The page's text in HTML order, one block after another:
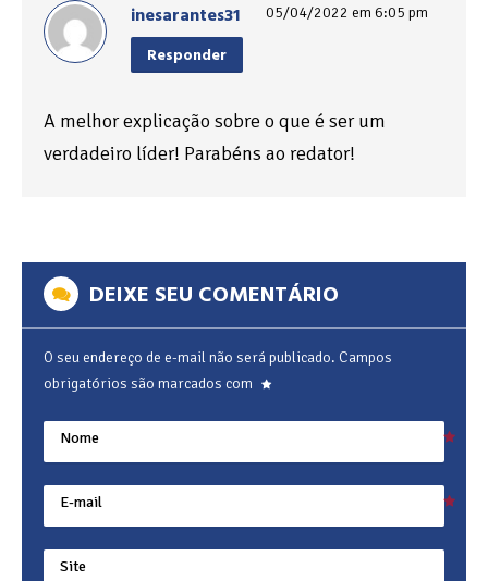
inesarantes31 05/04/2022 em 6:05 pm
Responder
A melhor explicação sobre o que é ser um
verdadeiro líder! Parabéns ao redator!
DEIXE SEU COMENTÁRIO
O seu endereço de e-mail não será publicado. Campos
obrigatórios são marcados com
Nome
E-mail
Site